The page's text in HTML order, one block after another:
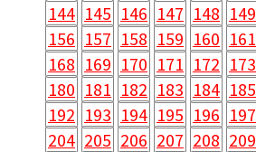
144 145 146 147 148 149
156 157 158 159 160 161
168 169 170 171 172 173
180 181 182 183 184 185
192 193 194 195 196 197
204 205 206 207 208 209